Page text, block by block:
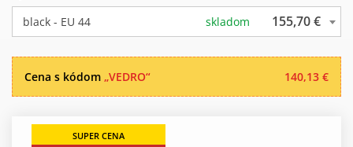
black - EU 44
skladom 155,70 €
140,13 €
Cena s kódom „VEDRO“